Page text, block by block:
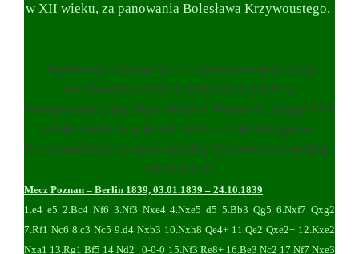
w XII wieku, za panowania Bolesława Krzywoustego.
Najstarsza informacja o zorganizowanym życiu
szachowym w Polsce dotycząca szachów
korespondencyjnych pochodzi z Poznania i sięga XIX
wieku kiedy to w latach 1839 – 1840 rozegrano
korespondencyjny mecz między klubami poznańskim
i berlińskim.
Mecz Poznan – Berlin 1839, 03.01.1839 – 24.10.1839
1.e4 e5 2.Bc4 Nf6 3.Nf3 Nxe4 4.Nxe5 d5 5.Bb3 Qg5 6.Nxf7 Qxg2
7.Rf1 Nc6 8.c3 Nc5 9.d4 Nxb3 10.Nxh8 Qe4+ 11.Qe2 Qxe2+ 12.Kxe2
Nxa1 13.Rg1 Bf5 14.Nd2 0-0-0 15.Nf3 Re8+ 16.Be3 Nc2 17.Nf7 Nxe3